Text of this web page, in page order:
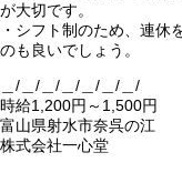
が大切です。
・シフト制のため、連休
のも良いでしょう。
＿/＿/＿/＿/＿/＿/＿/
時給1,200円～1,500円
富山県射水市奈呉の江
株式会社一心堂